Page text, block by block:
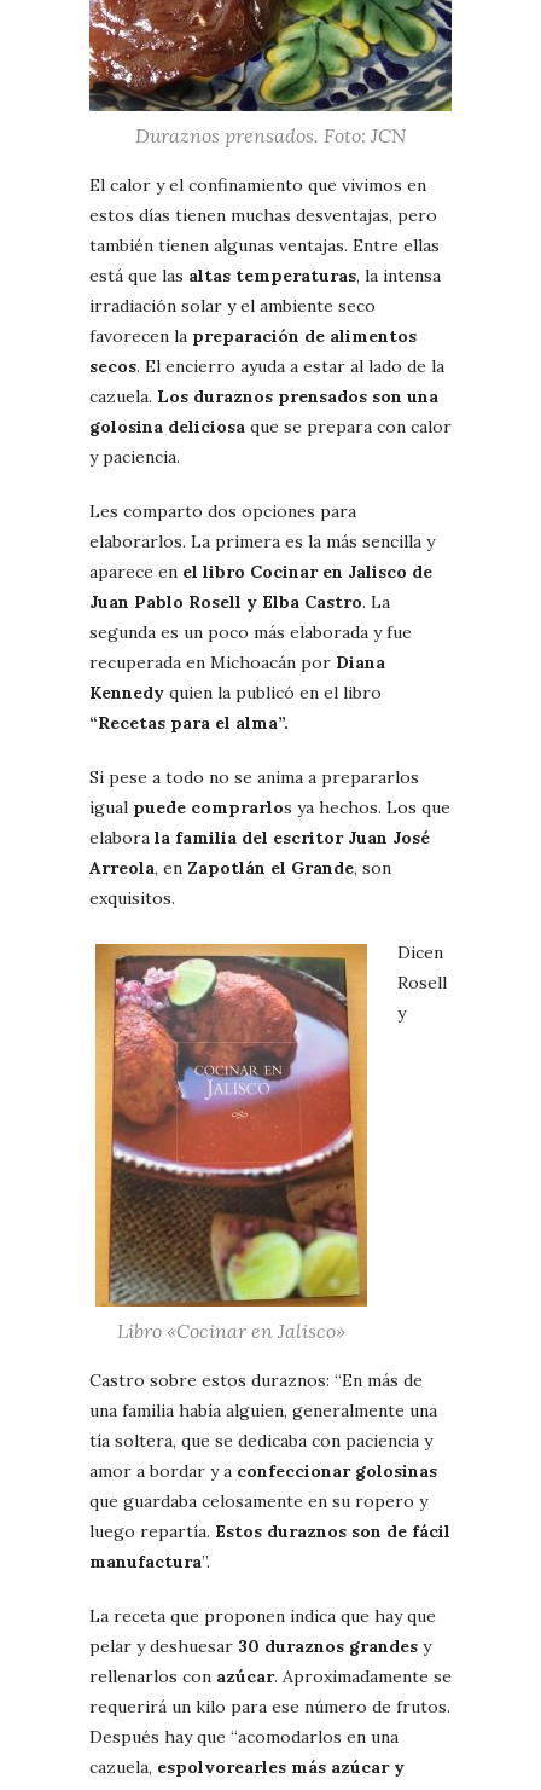
Duraznos prensados. Foto: JCN
El calor y el confinamiento que vivimos en
estos días tienen muchas desventajas, pero
también tienen algunas ventajas. Entre ellas
está que las altas temperaturas, la intensa
irradiación solar y el ambiente seco
favorecen la preparación de alimentos
secos. El encierro ayuda a estar al lado de la
cazuela. Los duraznos prensados son una
golosina deliciosa que se prepara con calor
y paciencia.
Les comparto dos opciones para
elaborarlos. La primera es la más sencilla y
aparece en el libro Cocinar en Jalisco de
Juan Pablo Rosell y Elba Castro. La
segunda es un poco más elaborada y fue
recuperada en Michoacán por Diana
Kennedy quien la publicó en el libro
“Recetas para el alma”.
Si pese a todo no se anima a prepararlos
igual puede comprarlos ya hechos. Los que
elabora la familia del escritor Juan José
Arreola, en Zapotlán el Grande, son
exquisitos.
Libro «Cocinar en Jalisco»
Dicen
Rosell
y
Castro sobre estos duraznos: “En más de
una familia había alguien, generalmente una
tía soltera, que se dedicaba con paciencia y
amor a bordar y a confeccionar golosinas
que guardaba celosamente en su ropero y
luego repartía. Estos duraznos son de fácil
manufactura”.
La receta que proponen indica que hay que
pelar y deshuesar 30 duraznos grandes y
rellenarlos con azúcar. Aproximadamente se
requerirá un kilo para ese número de frutos.
Después hay que “acomodarlos en una
cazuela, espolvorearles más azúcar y